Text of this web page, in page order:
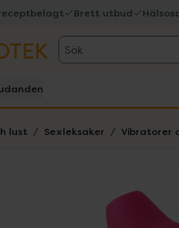
Brett utbud
Sök
lust Sexleksaker Vibratorer
. Innehåller 3 objekt.